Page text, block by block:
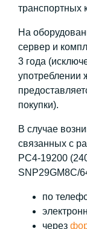
транспортных
На
сервер и
3 года
употреблении
покупки).
В случае
связанных с
PC4-19200
SNP29GM8C/
по
через